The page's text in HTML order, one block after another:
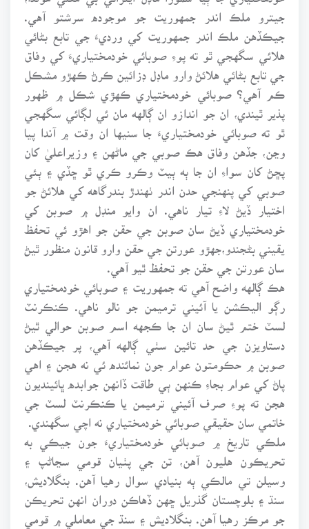
جيترو ملڪ اندر جمهوريت جو موجوده سرشتو آهي.
جيڪڏهن ملڪ اندر جمهوريت کي ورديءَ جي تابع بڻائي
هلائي سگهجي ٿو ته پوءِ صوبائي خودمختياريءَ کي وفاق
جي تابع بڻائي هلائڻ وارو ماڊل ڊزائين ڪرڻ ڪهڙو مشڪل
ڪم آهي؟ صوبائي خودمختياري ڪهڙي شڪل ۾ ظهور
پذير ٿيندي، ان جو اندازو ان ڳالهه مان ئي لڳائي سگهجي
ٿو ته صوبائي خودمختياريءَ جا سنيها ان وقت ۾ آندا پيا
وڃن، جڏهن وفاق هڪ صوبي جي ماڻهن ۽ وزيراعليٰ کان
پڇڻ کان سواءِ ان جا ٻه ٻيٽ وڪرو ڪري ٿو ڇڏي ۽ ٻئي
صوبي کي پنهنجي حدن اندر ٺهندڙ بندرگاهه کي هلائڻ جو
اختيار ڏيڻ لاءِ تيار ناهي. ان وايو منڊل ۾ صوبن کي
خودمختياري ڏيڻ سان صوبن جي حقن جو اهڙو ئي تحفظ
يقيني بڻجندو،جهڙو عورتن جي حقن وارو قانون منظور ٿيڻ
سان عورتن جي حقن جو تحفظ ٿيو آهي.
هڪ ڳالهه واضح آهي ته جمهوريت ۽ صوبائي خودمختياري
رڳو اليڪشن يا آئيني ترميمن جو نالو ناهي. ڪنڪرنٽ
لسٽ ختم ٿيڻ سان ان جا ڪجهه اسم صوبن حوالي ٿيڻ
دستاويزن جي حد تائين سٺي ڳالهه آهي، پر جيڪڏهن
صوبن ۾ حڪومتون عوام جون نمائنده ئي نه هجن ۽ اهي
پاڻ کي عوام بجاءِ ڪنهن ٻي طاقت ڏانهن جوابده ڀائينديون
هجن ته پوءِ صرف آئيني ترميمن يا ڪنڪرنٽ لسٽ جي
خاتمي سان حقيقي صوبائي خودمختياري نه اچي سگهندي.
ملڪي تاريخ ۾ صوبائي خودمختياريءَ جون جيڪي به
تحريڪون هليون آهن، تن جي پٺيان قومي سڃاڻپ ۽
وسيلن تي مالڪي ٻه بنيادي سوال رهيا آهن. بنگلاديش،
سنڌ ۽ بلوچستان گذريل ڇهن ڏهاڪن دوران انهن تحريڪن
جو مرڪز رهيا آهن. بنگلاديش ۽ سنڌ جي معاملي ۾ قومي